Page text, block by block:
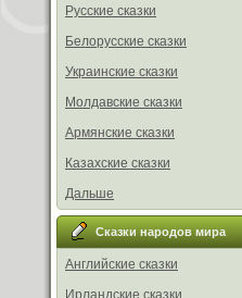
Русские сказки
Белорусские сказки
Украинские сказки
Молдавские сказки
Армянские сказки
Казахские сказки
Дальше
Сказки народов мира
Английские сказки
Ирландские сказки